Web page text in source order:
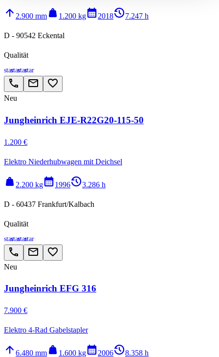
arrow_upward 2.900 mm weight 1.200 kgcalendar_month2018history_27.247 h
D - 90542 Eckental
Qualität
starstarstarstar
call email favorite_border
Neu
Jungheinrich EJE-R22G20-115-50
1.200 €
Elektro Niederhubwagen mit Deichsel
weight 2.200 kgcalendar_month1996history_23.286 h
D - 60437 Frankfurt/Kalbach
Qualität
starstarstarstar
call email favorite_border
Neu
Jungheinrich EFG 316
7.900 €
Elektro 4-Rad Gabelstapler
arrow_upward 6.480 mm weight 1.600 kgcalendar_month2006history_28.358 h